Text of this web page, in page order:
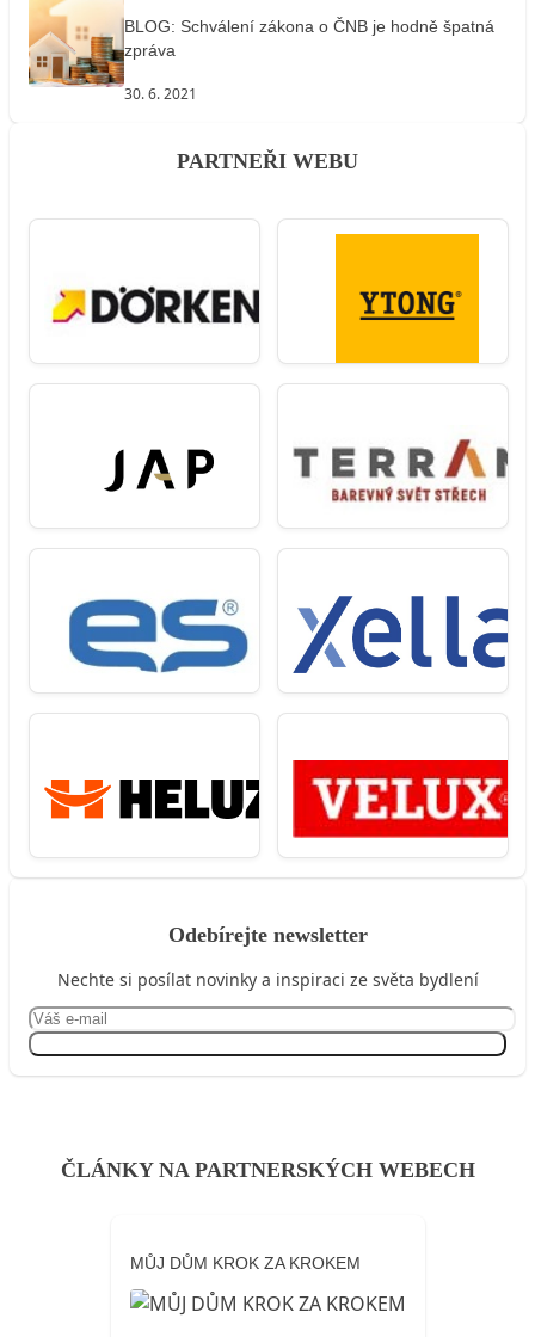
BLOG: Schválení zákona o ČNB je hodně špatná
zpráva
30. 6. 2021
PARTNEŘI WEBU
Odebírejte newsletter
Nechte si posílat novinky a inspiraci ze světa bydlení
ČLÁNKY NA PARTNERSKÝCH WEBECH
MŮJ DŮM KROK ZA KROKEM